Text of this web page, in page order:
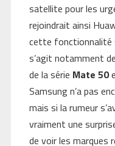
satellite pour les
rejoindrait ainsi
cette fonctionnalité
s’agit notamment
de la série Mate 50
Samsung n’a pas
mais si la rumeur
vraiment une
de voir les marques